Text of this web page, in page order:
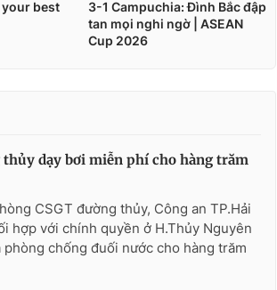
thủy dạy bơi miễn phí cho hàng trăm
CSGT đường thủy, Công an TP.Hải
hợp với chính quyền ở H.Thủy Nguyên
phòng chống đuối nước cho hàng trăm